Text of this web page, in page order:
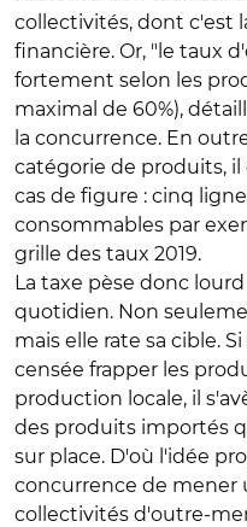
collectivités, dont c'est
financière. Or, "le taux
fortement selon les
maximal de 60%),
la concurrence. En
catégorie de produits,
cas de figure : cinq
consommables par
grille des taux 2019.
La taxe pèse donc
quotidien. Non
mais elle rate sa cible.
censée frapper les
production locale, il
des produits importés
sur place. D'où l'idée
concurrence de mener
collectivités d'outre-